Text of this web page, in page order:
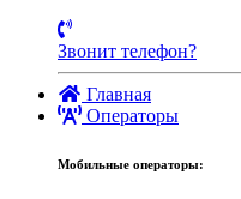
Звонит телефон?
Главная
Операторы
Мобильные операторы: